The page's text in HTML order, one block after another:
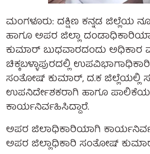
ಮಂಗಳೂರು: ದಕ್ಷಿಣ ಕನ್ನಡ ಜಿಲ್ಲೆಯ
ಹಾಗೂ ಅಪರ ಜಿಲ್ಲಾ
ಕುಮಾರ್ ಬುಧವಾರದಂದು ಅಧಿಕಾರ
ಚಿಕ್ಕಬಳ್ಳಾಪುರದಲ್ಲಿ
ಸಂತೋಷ್ ಕುಮಾರ್, ದ.ಕ ಜಿಲ್ಲೆಯಲ್ಲಿ
ಉಪನಿರ್ದೇಶಕರಾಗಿ ಹಾಗೂ
ಕಾರ್ಯನಿರ್ವಹಿಸಿದ್ದಾರೆ.
ಅಪರ ಜಿಲಾಧಿಕಾರಿಯಾಗಿ
ಅಪರ ಜಿಲ್ಲಾಧಿಕಾರಿ ಸಂತೋಷ್